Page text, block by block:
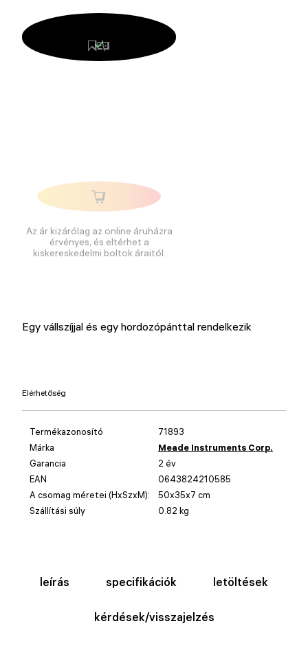
Az ár kizárólag az online áruházra
érvényes, és eltérhet a
kiskereskedelmi boltok áraitól.
Egy vállszíjjal és egy hordozópánttal rendelkezik
Elérhetőség
Termékazonosító
71893
Márka
Meade Instruments Corp.
Garancia
2 év
EAN
0643824210585
A csomag méretei (HxSzxM):
50x35x7 cm
Szállítási súly
0.82 kg
leírás specifikációk letöltések
kérdések/visszajelzés